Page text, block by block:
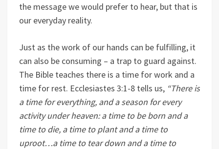
the message we would prefer to hear, but that is
our everyday reality.
Just as the work of our hands can be fulfilling, it
can also be consuming – a trap to guard against.
The Bible teaches there is a time for work and a
time for rest. Ecclesiastes 3:1-8 tells us, “There is
a time for everything, and a season for every
activity under heaven: a time to be born and a
time to die, a time to plant and a time to
uproot…a time to tear down and a time to